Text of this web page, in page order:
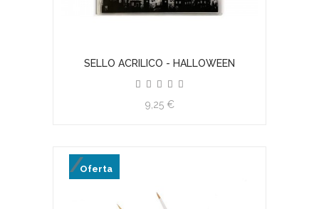
SELLO ACRILICO - HALLOWEEN
9,25 €
Oferta